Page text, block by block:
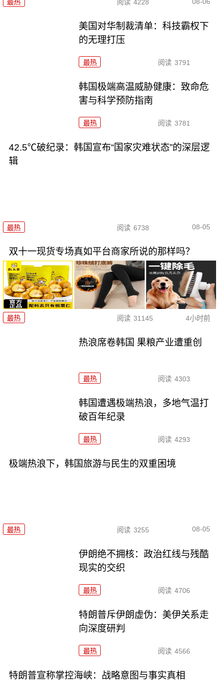
最热 阅读 4228
美国对华制裁清单：科技霸权下
的无理打压
最热 阅读 3791
韩国极端高温威胁健康：致命危
害与科学预防指南
最热 阅读 3781
42.5℃破纪录：韩国宣布“国家灾难状态”的深层逻
辑
最热 阅读 6738 08-05
双十一现货专场真如平台商家所说的那样吗？
最热 阅读 31145 4小时前
热浪席卷韩国 果粮产业遭重创
最热 阅读 4303
韩国遭遇极端热浪，多地气温打
破百年纪录
最热 阅读 4293
极端热浪下，韩国旅游与民生的双重困境
最热 阅读 3255 08-05
伊朗绝不拥核：政治红线与残酷
现实的交织
最热 阅读 4706
特朗普斥伊朗虚伪：美伊关系走
向深度研判
最热 阅读 4566
特朗普宣称掌控海峡：战略意图与事实真相